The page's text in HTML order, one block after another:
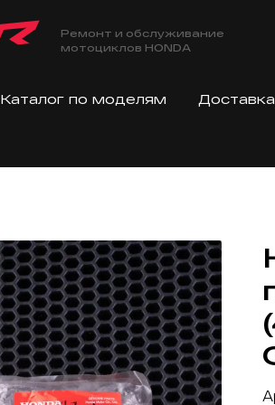
Ремонт и обслуживание
мотоциклов HONDA
Каталог по моделям